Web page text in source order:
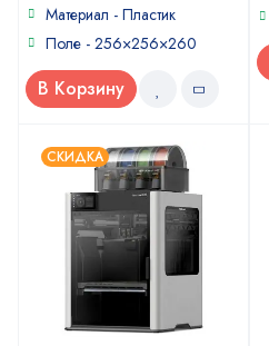
Материал - Пластик
Поле - 256×256×260
В Корзину
СКИДКА